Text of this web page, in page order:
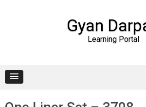
Gyan
Learning Portal